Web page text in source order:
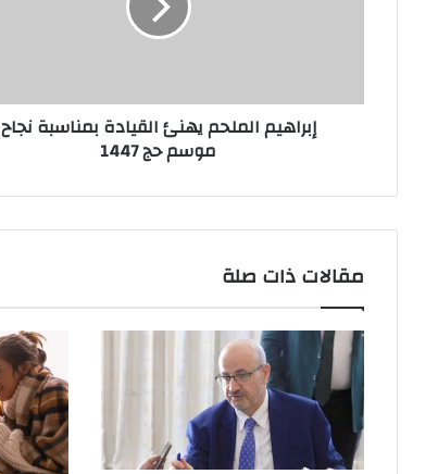
1447
إبراهيم الملحم يهنئ القيادة بمناسبة نجاح
موسم حج 1447
مقالات ذات صلة